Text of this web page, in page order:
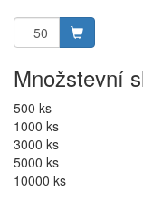
Množstevní
500 ks
1000 ks
3000 ks
5000 ks
10000 ks